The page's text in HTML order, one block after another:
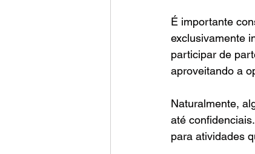
É importante
exclusivamente
participar de
aproveitando a
Naturalmente,
até
para atividades